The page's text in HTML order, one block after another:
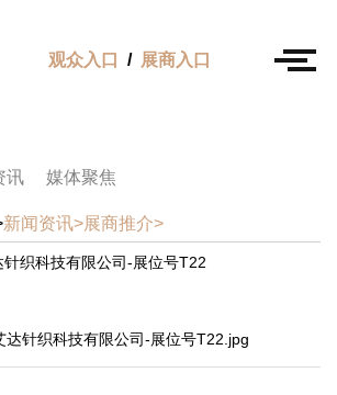
观众入口 / 展商入口
讯 媒体聚焦
新闻资讯>展商推介>
织科技有限公司-展位号T22